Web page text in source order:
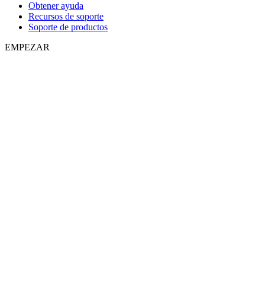
Obtener ayuda
Recursos de soporte
Soporte de productos
EMPEZAR